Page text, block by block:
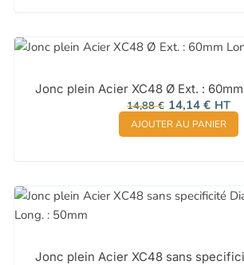
Jonc plein Acier XC48 Ø Ext. :
14,88€ Le
prix
initial
était :
14,14 €Le
prix
actuel
est :
HT
AJOUTER AU PANIER
Jonc plein Acier XC48 sans